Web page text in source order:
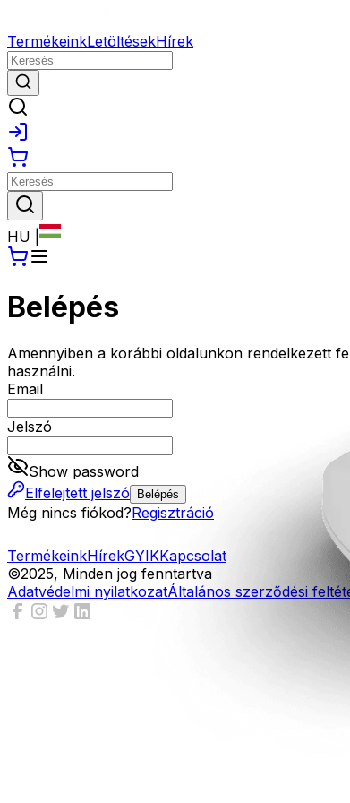
TermékeinkLetöltésekHírek
HU
Belépés
Amennyiben a korábbi oldalunkon rendelkezett
használni.
Email
Jelszó
Show password
Elfelejtett jelszó
Belépés
Még nincs fiókod?Regisztráció
TermékeinkHírekGYIKKapcsolat
©2025, Minden jog fenntartva
Adatvédelmi nyilatkozatÁltalános szerződési